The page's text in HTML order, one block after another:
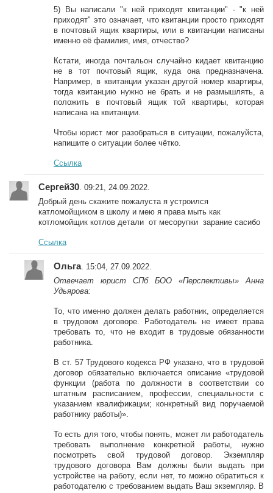
5) Вы написали "к ней приходят квитанции" - "к ней
приходят" это означает, что квитанции просто приходят
в почтовый ящик квартиры, или в квитанции написаны
именно её фамилия, имя, отчество?
Кстати, иногда почтальон случайно кидает квитанцию
не в тот почтовый ящик, куда она предназначена.
Например, в квитанции указан другой номер квартиры,
тогда квитанцию нужно не брать и не размышлять, а
положить в почтовый ящик той квартиры, которая
написана на квитанции.
Чтобы юрист мог разобраться в ситуации, пожалуйста,
напишите о ситуации более чётко.
Ссылка
Сергей30 . 09:21, 24.09.2022.
Добрый день скажите пожалуста я устроился
катломойщиком в школу и мею я права мыть как
котломойщик котлов детали от месорупки зарание сасибо
Ссылка
Ольга. 15:04, 27.09.2022.
Отвечает юрист СПб БОО «Перспективы» Анна
Удьярова:
То, что именно должен делать работник, определяется
в трудовом договоре. Работодатель не имеет права
требовать то, что не входит в трудовые обязанности
работника.
В ст. 57 Трудового кодекса РФ указано, что в трудовой
договор обязательно включается описание «трудовой
функции (работа по должности в соответствии со
штатным расписанием, профессии, специальности с
указанием квалификации; конкретный вид поручаемой
работнику работы)».
То есть для того, чтобы понять, может ли работодатель
требовать выполнение конкретной работы, нужно
посмотреть свой трудовой договор. Экземпляр
трудового договора Вам должны были выдать при
устройстве на работу, если нет, то можно обратиться к
работодателю с требованием выдать Ваш экземпляр. В